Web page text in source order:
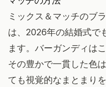
ミックス＆マッチのブ
は、2026年の結婚式で
ます。バーガンディは
その豊かで一貫した色
ても視覚的なまとまり